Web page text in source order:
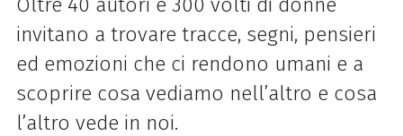
Oltre 40 autori e 300 volti di donne
invitano a trovare tracce, segni, pensieri
ed emozioni che ci rendono umani e a
scoprire cosa vediamo nell’altro e cosa
l’altro vede in noi.